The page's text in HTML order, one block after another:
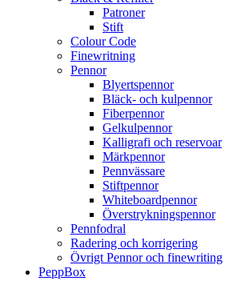
Patroner
Stift
Colour Code
Finewritning
Pennor
Blyertspennor
Bläck- och kulpennor
Fiberpennor
Gelkulpennor
Kalligrafi och reservoar
Märkpennor
Pennvässare
Stiftpennor
Whiteboardpennor
Överstrykningspennor
Pennfodral
Radering och korrigering
Övrigt Pennor och finewriting
PeppBox